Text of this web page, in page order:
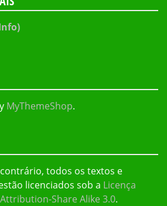
MyThemeShop.
todos os textos e
licenciados sob a Licença
Share Alike 3.0.